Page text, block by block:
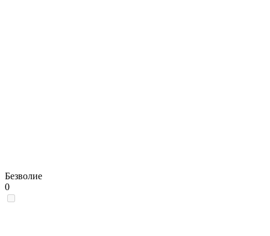
Безволие
0